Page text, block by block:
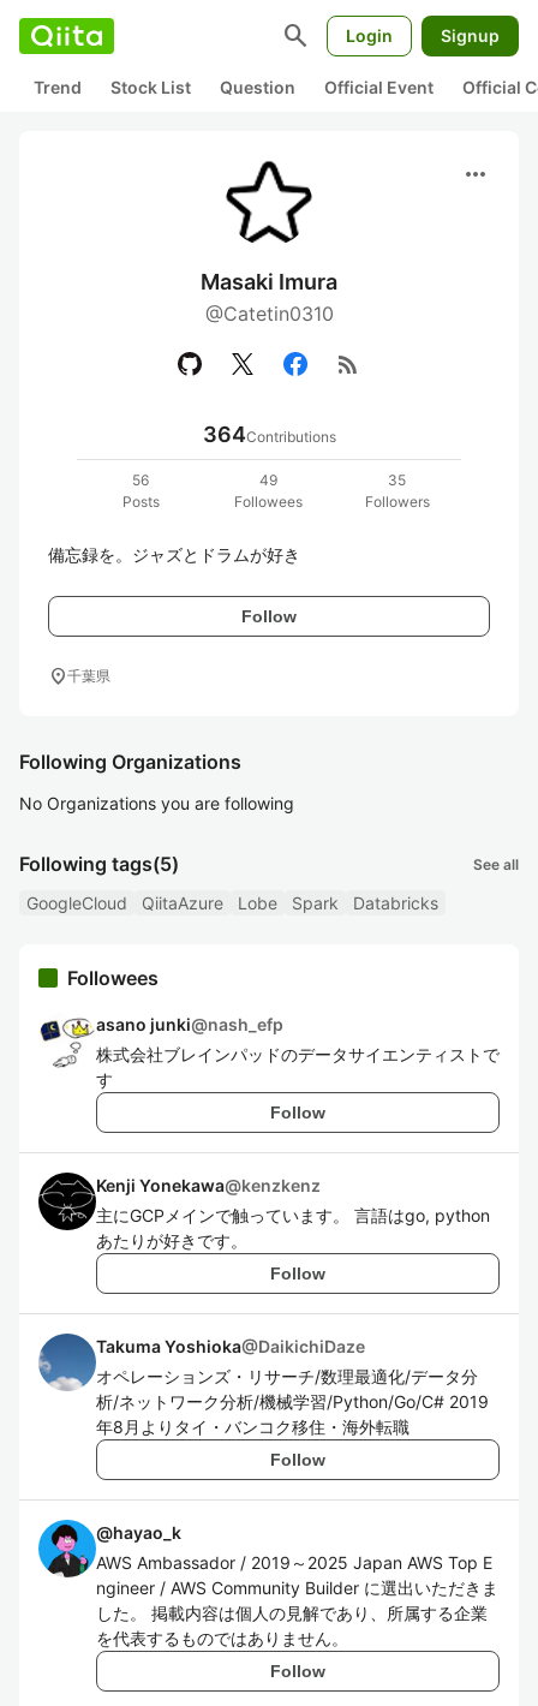
search Login Signup
Trend Stock List Question Official Event Official
more_horiz
Masaki Imura
@Catetin0310
rss_feed
364Contributions
56
Posts
49
Followees
35
Followers
備忘録を。ジャズとドラムが好き
Follow
location_on千葉県
Following Organizations
No Organizations you are following
Following tags(5) See all
GoogleCloud QiitaAzure Lobe Spark Databricks
Followees
asano junki@nash_efp
株式会社ブレインパッドのデータサイエンティストで
す
Follow
Kenji Yonekawa@kenzkenz
主にGCPメインで触っています。 言語はgo, python
あたりが好きです。
Follow
Takuma Yoshioka@DaikichiDaze
オペレーションズ・リサーチ/数理最適化/データ分
析/ネットワーク分析/機械学習/Python/Go/C# 2019
年8月よりタイ・バンコク移住・海外転職
Follow
@hayao_k
AWS Ambassador / 2019～2025 Japan AWS Top E
ngineer / AWS Community Builder に選出いただきま
した。 掲載内容は個人の見解であり、所属する企業
を代表するものではありません。
Follow